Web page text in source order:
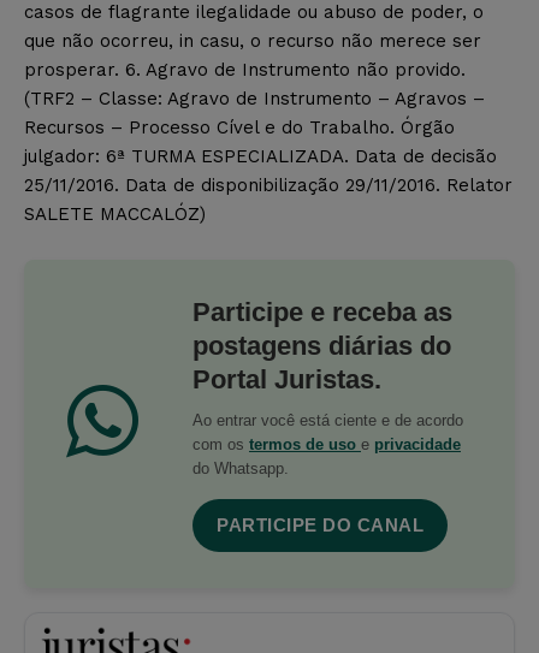
casos de flagrante ilegalidade ou abuso de poder, o
que não ocorreu, in casu, o recurso não merece ser
prosperar. 6. Agravo de Instrumento não provido.
(TRF2 – Classe: Agravo de Instrumento – Agravos –
Recursos – Processo Cível e do Trabalho. Órgão
julgador: 6ª TURMA ESPECIALIZADA. Data de decisão
25/11/2016. Data de disponibilização 29/11/2016. Relator
SALETE MACCALÓZ)
Participe e receba as
postagens diárias do
Portal Juristas.
Ao entrar você está ciente e de acordo
com os termos de uso e privacidade
do Whatsapp.
PARTICIPE DO CANAL